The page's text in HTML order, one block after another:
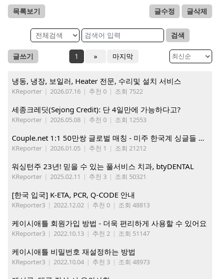
목록보기 글수정 글삭제
검색
글쓰기 1 » 마지막
냉동, 냉장, 보일러, Heater 전문, 수리및 설치 서비스
KReporter | 2026.07.16 | 추천 0 | 조회 7522
세종크레딧(Sejong Credit): 단 4일만에 가능하다고?
KReporter | 2026.05.08 | 추천 0 | 조회 12553
Couple.net 1:1 50만쌍 글로벌 매칭 - 미주 한국계 싱글들 모이세요
KReporter | 2026.01.05 | 추천 1 | 조회 21212
워싱턴주 23년! 믿을 수 있는 풀서비스 치과, btyDENTAL
KReporter | 2025.02.11 | 추천 3 | 조회 50321
[한국 입국] K-ETA, PCR, Q-CODE 안내
KReporter3 | 2022.12.02 | 추천 0 | 조회 48813
케이시애틀 회원가입 방법 - 더욱 편리하게 사용할 수 있어요
KReporter3 | 2022.10.13 | 추천 2 | 조회 51147
케이시애틀 비밀번호 재설정하는 방법
KReporter3 | 2022.10.04 | 추천 3 | 조회 48973